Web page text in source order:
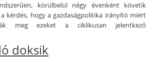
körülbelül négy évenként követik
kérdés, hogy a gazdaságpolitika irányító miért
meg ezeket a ciklikusan jelentkező
doksik